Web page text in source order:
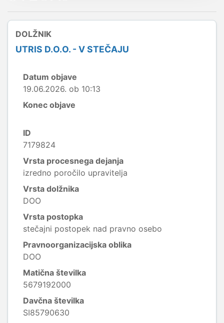
DOLŽNIK
UTRIS D.O.O. - V STEČAJU
Datum objave
19.06.2026. ob 10:13
Konec objave
ID
7179824
Vrsta procesnega dejanja
izredno poročilo upravitelja
Vrsta dolžnika
DOO
Vrsta postopka
stečajni postopek nad pravno osebo
Pravnoorganizacijska oblika
DOO
Matična številka
5679192000
Davčna številka
SI85790630